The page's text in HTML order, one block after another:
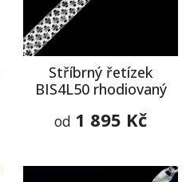
Stříbrný řetízek
BIS4L50 rhodiovaný
od 1 895 Kč